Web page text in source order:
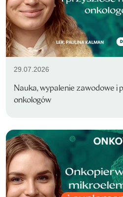
29.07.2026
Nauka, wypalenie zawodowe i
onkologów